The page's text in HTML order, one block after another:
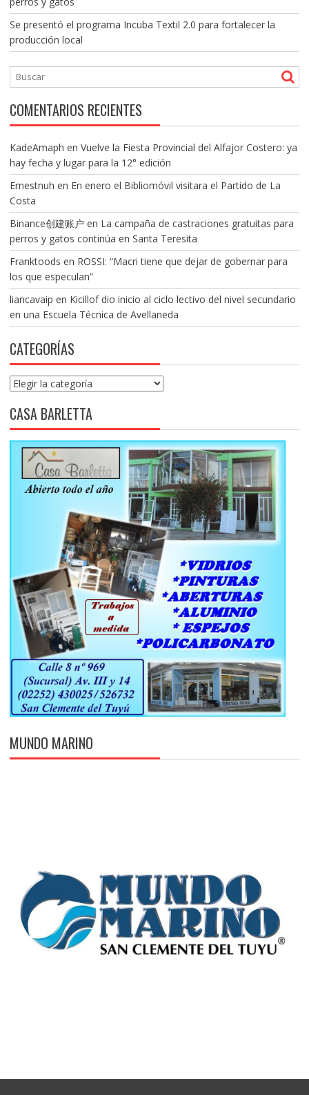
Se presentó el programa Incuba Textil 2.0 para fortalecer la
producción local
COMENTARIOS RECIENTES
KadeAmaph en Vuelve la Fiesta Provincial del Alfajor Costero: ya
hay fecha y lugar para la 12° edición
Ernestnuh en En enero el Bibliomóvil visitara el Partido de La
Costa
Binance创建账户 en La campaña de castraciones gratuitas para
perros y gatos continúa en Santa Teresita
Franktoods en ROSSI: “Macri tiene que dejar de gobernar para
los que especulan”
liancavaip en Kicillof dio inicio al ciclo lectivo del nivel secundario
en una Escuela Técnica de Avellaneda
CATEGORÍAS
Categorías
CASA BARLETTA
MUNDO MARINO